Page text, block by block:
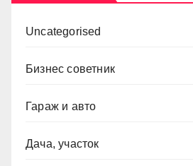
Uncategorised
Бизнес советник
Гараж и авто
Дача, участок